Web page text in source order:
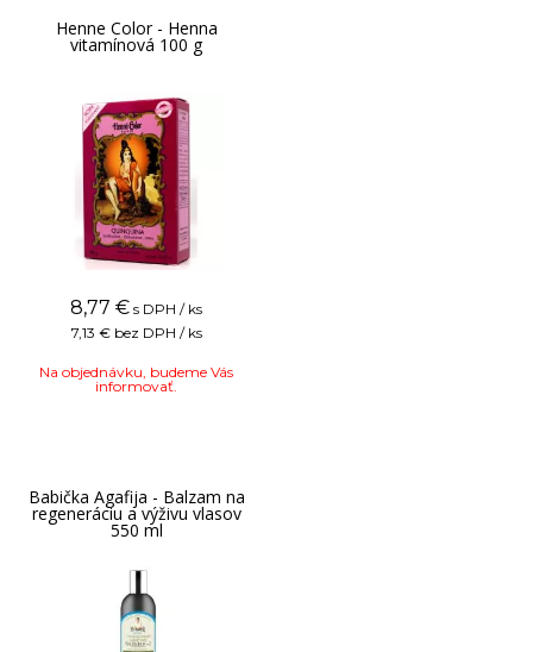
Henne Color - Henna
vitamínová 100 g
8,77 € s DPH / ks
7,13 € bez DPH / ks
Na objednávku, budeme Vás
informovať.
Babička Agafija - Balzam na
regeneráciu a výživu vlasov
550 ml